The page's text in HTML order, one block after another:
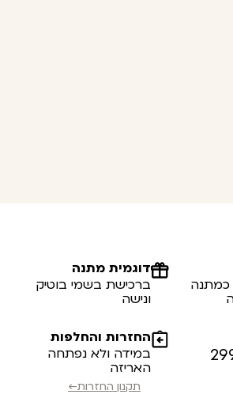
כמתנה
דוגמית מתנה
ברכישת בשמי בוטיק
ונישה
מעל 299
החזרות והחלפות
במידה ולא נפתחה
האריזה
תקנון החזרות←